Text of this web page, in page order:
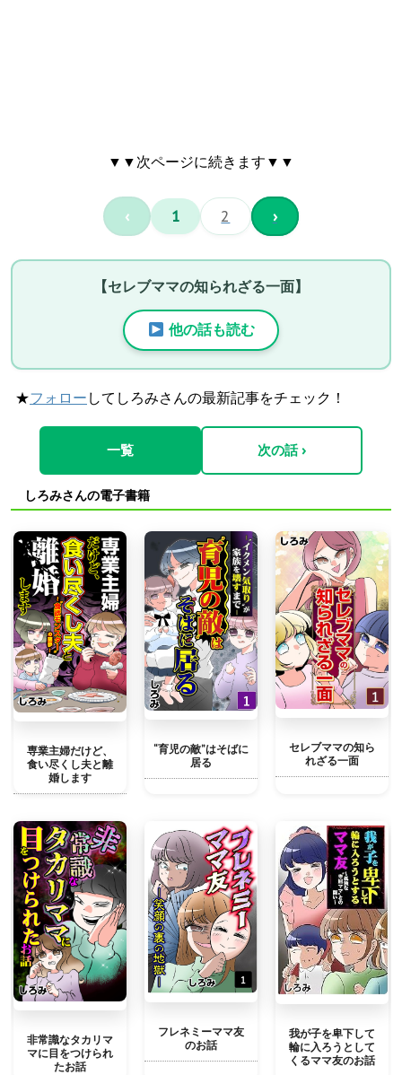
▼▼次ページに続きます▼▼
‹ 1 2 ›
【セレブママの知られざる一面】
他の話も読む
★フォロー してしろみさんの最新記事をチェック！
一覧 次の話 ›
しろみさんの電子書籍
専業主婦だけど、
食い尽くし夫と離
婚します
“育児の敵”はそばに
居る
セレブママの知ら
れざる一面
非常識なタカリマ
マに目をつけられ
たお話
フレネミーママ友
のお話
我が子を卑下して
輪に入ろうとして
くるママ友のお話